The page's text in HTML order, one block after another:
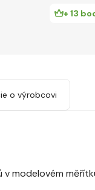
+ 13
o výrobcovi
modelovém měřítku